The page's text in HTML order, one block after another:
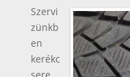
Szervi
zünkb
en
kerékc